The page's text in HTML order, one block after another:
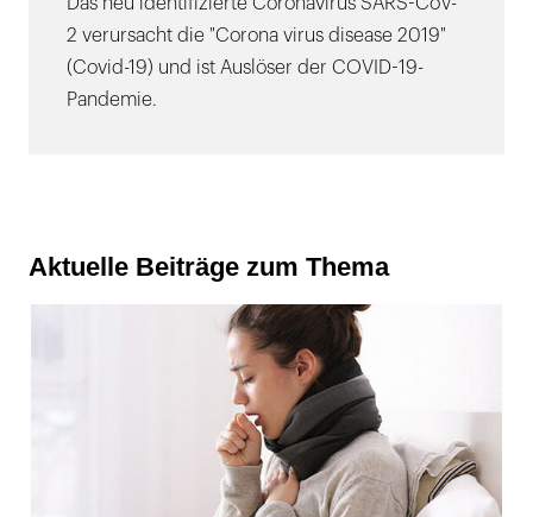
2 verursacht die "Corona virus disease 2019"
(Covid-19) und ist Auslöser der COVID-19-
Pandemie.
Aktuelle Beiträge zum Thema